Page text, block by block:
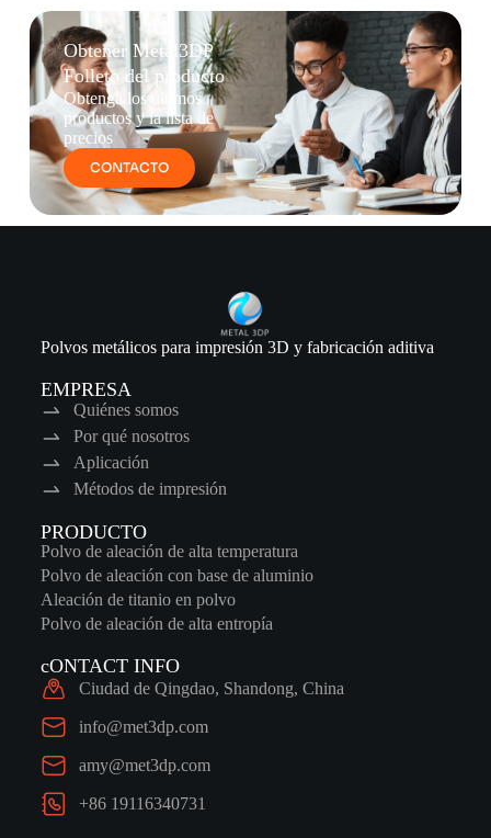
Obtener Metal3DP
Folleto del producto
Obtenga los últimos
productos y la lista de
precios
CONTACTO
Polvos metálicos para impresión 3D y fabricación aditiva
EMPRESA
Quiénes somos
Por qué nosotros
Aplicación
Métodos de impresión
PRODUCTO
Polvo de aleación de alta temperatura
Polvo de aleación con base de aluminio
Aleación de titanio en polvo
Polvo de aleación de alta entropía
cONTACT INFO
Ciudad de Qingdao, Shandong, China
info@met3dp.com
amy@met3dp.com
+86 19116340731